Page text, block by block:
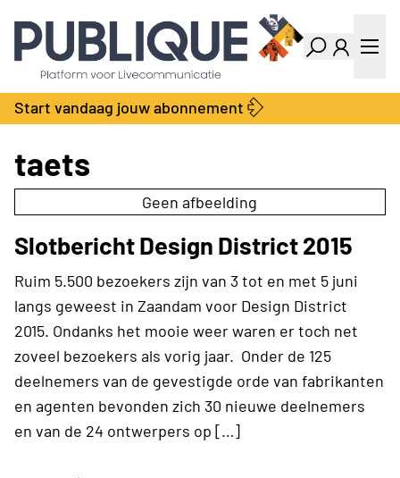
Industry Dashboard
Vacatures
Kalender
Producten
Bedrijvengids
Locatie Finder
Contact
Over ons
Adverteren
Abonnementen
Start vandaag jouw abonnement
taets
Geen afbeelding
Slotbericht Design District 2015
Ruim 5.500 bezoekers zijn van 3 tot en met 5 juni
langs geweest in Zaandam voor Design District
2015. Ondanks het mooie weer waren er toch net
zoveel bezoekers als vorig jaar. Onder de 125
deelnemers van de gevestigde orde van fabrikanten
en agenten bevonden zich 30 nieuwe deelnemers
en van de 24 ontwerpers op […]